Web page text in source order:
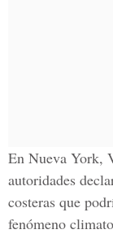
En Nueva York,
autoridades
costeras que
fenómeno